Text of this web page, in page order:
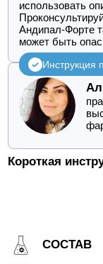
использовать
Андипал-Форте
может быть
Инструкция
Короткая
СОСТАВ